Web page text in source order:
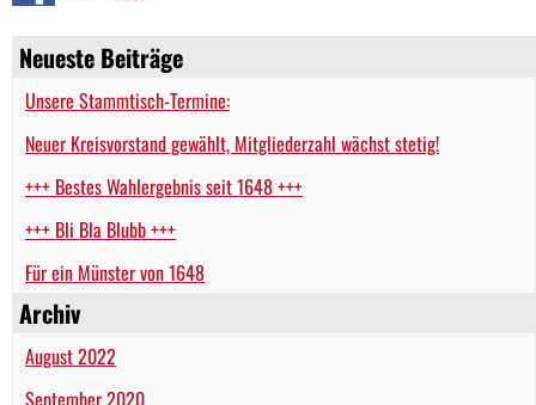
Neueste Beiträge
Unsere Stammtisch-Termine:
Neuer Kreisvorstand gewählt, Mitgliederzahl wächst stetig!
+++ Bestes Wahlergebnis seit 1648 +++
+++ Bli Bla Blubb +++
Für ein Münster von 1648
Archiv
August 2022